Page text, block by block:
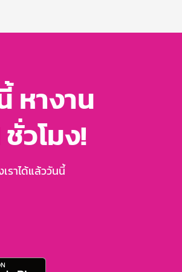
หางาน
วโมง!
ราได้แล้ววันนี้